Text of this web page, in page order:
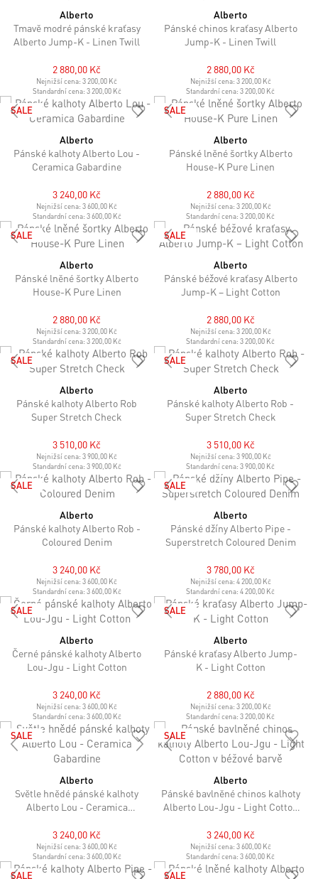
Alberto
Tmavě modré pánské kraťasy
Alberto Jump-K - Linen Twill
2 880,00 Kč
Nejnižší cena:3 200,00 Kč
Standardní cena: 3 200,00 Kč
Alberto
Pánské chinos kraťasy Alberto
Jump-K - Linen Twill
2 880,00 Kč
Nejnižší cena: 3 200,00 Kč
Standardní cena:3 200,00 Kč
SALE
Alberto
Pánské kalhoty Alberto Lou -
Ceramica Gabardine
3 240,00 Kč
Nejnižší cena:3 600,00 Kč
Standardní cena: 3 600,00 Kč
SALE
Alberto
Pánské lněné šortky Alberto
House-K Pure Linen
2 880,00 Kč
Nejnižší cena: 3 200,00 Kč
Standardní cena:3 200,00 Kč
SALE
Alberto
Pánské lněné šortky Alberto
House-K Pure Linen
2 880,00 Kč
Nejnižší cena:3 200,00 Kč
Standardní cena: 3 200,00 Kč
SALE
Alberto
Pánské béžové kraťasy Alberto
Jump-K – Light Cotton
2 880,00 Kč
Nejnižší cena: 3 200,00 Kč
Standardní cena:3 200,00 Kč
SALE
Alberto
Pánské kalhoty Alberto Rob
Super Stretch Check
3 510,00 Kč
Nejnižší cena:3 900,00 Kč
Standardní cena: 3 900,00 Kč
SALE
Alberto
Pánské kalhoty Alberto Rob -
Super Stretch Check
3 510,00 Kč
Nejnižší cena: 3 900,00 Kč
Standardní cena:3 900,00 Kč
SALE
Alberto
Pánské kalhoty Alberto Rob -
Coloured Denim
3 240,00 Kč
Nejnižší cena:3 600,00 Kč
Standardní cena: 3 600,00 Kč
SALE
Alberto
Pánské džíny Alberto Pipe -
Superstretch Coloured Denim
3 780,00 Kč
Nejnižší cena: 4 200,00 Kč
Standardní cena:4 200,00 Kč
SALE
Alberto
Černé pánské kalhoty Alberto
Lou-Jgu - Light Cotton
3 240,00 Kč
Nejnižší cena:3 600,00 Kč
Standardní cena: 3 600,00 Kč
SALE
Alberto
Pánské kraťasy Alberto Jump-
K - Light Cotton
2 880,00 Kč
Nejnižší cena: 3 200,00 Kč
Standardní cena:3 200,00 Kč
SALE
Alberto
Světle hnědé pánské kalhoty
Alberto Lou - Ceramica
3 240,00 Kč
Nejnižší cena:3 600,00 Kč
Standardní cena: 3 600,00 Kč
SALE
Alberto
Pánské bavlněné chinos kalhoty
Alberto Lou-Jgu - Light Cotton
3 240,00 Kč
Nejnižší cena: 3 600,00 Kč
Standardní cena:3 600,00 Kč
SALE SALE